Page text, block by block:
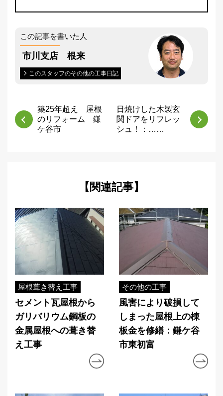
この記事を書いた人
市川支店 根来
このスタッフのその他の工事日記
築25年超え 屋根
のリフォーム 鎌
ケ谷市
日焼けした木製玄
関ドアをリフレッ
シュ！：……
【関連記事】
屋根葺き替え工事
セメント瓦屋根から
ガリバリウム鋼板の
金属屋根への葺き替
え工事
その他の工事
風害により破損して
しまった屋根上の棟
板金を修繕：鎌ケ谷
市東初富